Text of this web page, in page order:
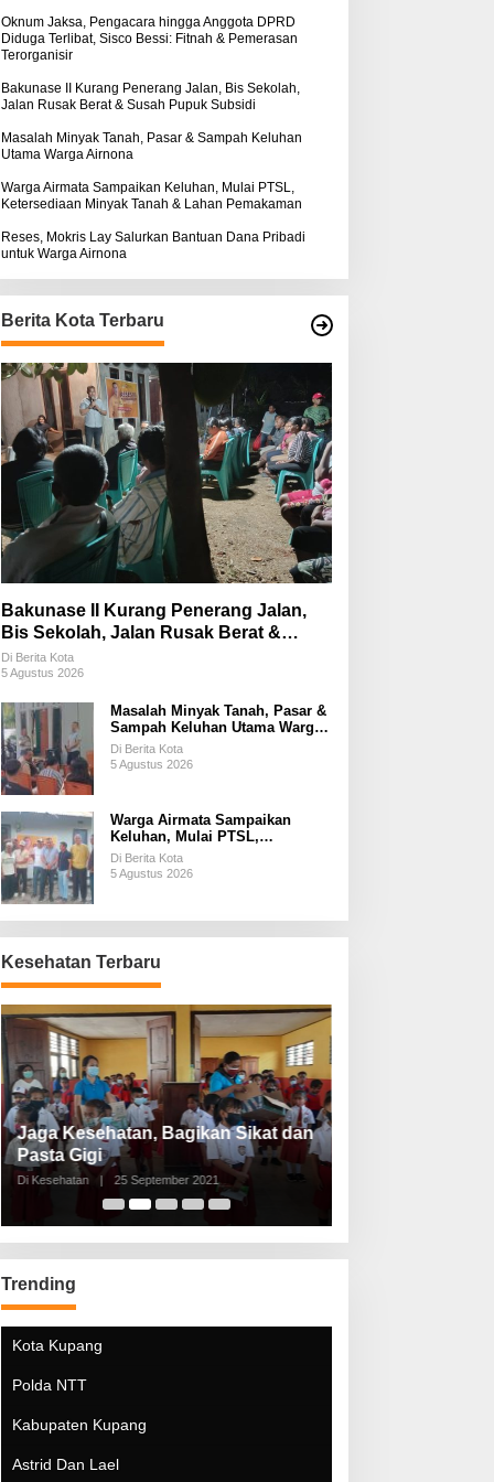
Warga Airnona
Hukum Kasus Sebastian
Bokol Sarat Rekayasa
:Oknum Jaksa, Pengacara hingga Anggota DPRD
Diduga Terlibat, Sisco Bessi: Fitnah & Pemerasan
Terorganisir
Bakunase II Kurang Penerang Jalan, Bis Sekolah,
Jalan Rusak Berat & Susah Pupuk Subsidi
Masalah Minyak Tanah, Pasar & Sampah Keluhan
Utama Warga Airnona
Warga Airmata Sampaikan Keluhan, Mulai PTSL,
Ketersediaan Minyak Tanah & Lahan Pemakaman
Reses, Mokris Lay Salurkan Bantuan Dana Pribadi
untuk Warga Airnona
Berita Kota Terbaru
Bakunase II Kurang Penerang Jalan,
Bis Sekolah, Jalan Rusak Berat &
Susah Pupuk Subsidi
Di Berita Kota
5 Agustus 2026
Masalah Minyak Tanah, Pasar &
Sampah Keluhan Utama Warga
Airnona
Di Berita Kota
5 Agustus 2026
Warga Airmata Sampaikan
Keluhan, Mulai PTSL,
Ketersediaan Minyak Tanah &
Lahan Pemakaman
Di Berita Kota
5 Agustus 2026
Kesehatan Terbaru
Jaga Kesehatan, Bagikan Sikat dan
Pasta Gigi
Di Kesehatan | 25 September 2021
Trending
Kota Kupang
Polda NTT
Kabupaten Kupang
Astrid Dan Lael